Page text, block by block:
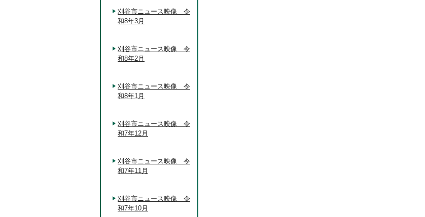
刈谷市ニュース映像 令
和8年3月
刈谷市ニュース映像 令
和8年2月
刈谷市ニュース映像 令
和8年1月
刈谷市ニュース映像 令
和7年12月
刈谷市ニュース映像 令
和7年11月
刈谷市ニュース映像 令
和7年10月